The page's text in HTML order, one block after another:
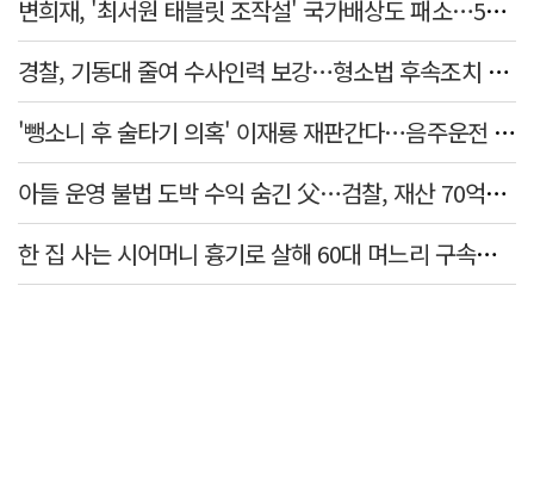
변희재, '최서원 태블릿 조작설' 국가배상도 패소…5천만원 청구 기각
경찰, 기동대 줄여 수사인력 보강…형소법 후속조치 본격화
'뺑소니 후 술타기 의혹' 이재룡 재판간다…음주운전 혐의 제외
아들 운영 불법 도박 수익 숨긴 父…검찰, 재산 70억원 몰수
한 집 사는 시어머니 흉기로 살해 60대 며느리 구속…범행 동기는